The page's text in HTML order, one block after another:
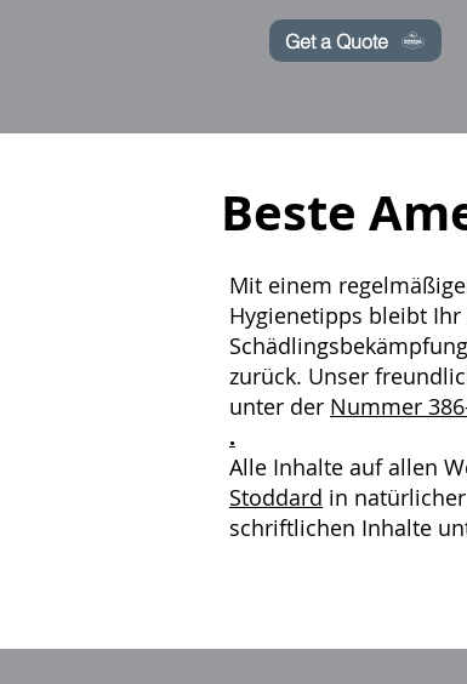
Get a Quote
Beste
Mit einem
Hygienetipps bleibt
zurück. Unser
unter der Nummer
.
Alle Inhalte auf allen
Stoddard in
schriftlichen Inhalte